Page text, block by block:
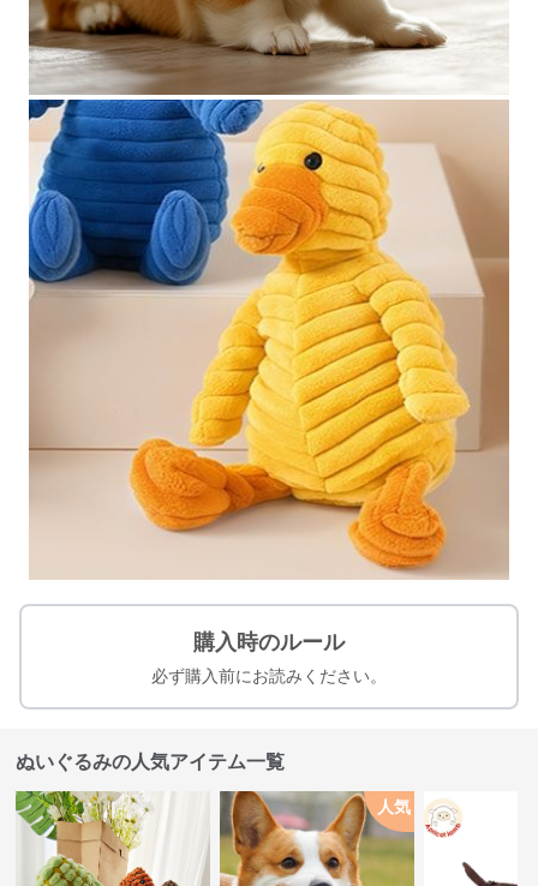
購入時のルール
必ず購入前にお読みください。
ぬいぐるみの人気アイテム一覧
人気